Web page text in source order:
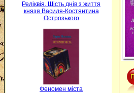
Реліквія. Шість днів з життя
князя Василя-Костянтина
Острозького
Феномен міста